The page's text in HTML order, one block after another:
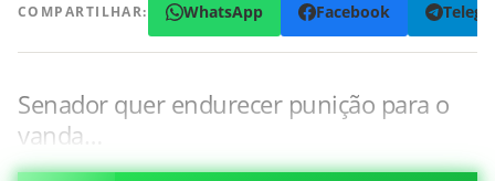
COMPARTILHAR: WhatsApp Facebook
Senador quer endurecer punição para o
vanda…